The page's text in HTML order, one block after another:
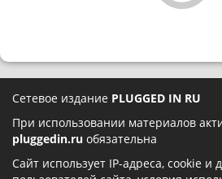
Сетевое издание PLUGGED IN RU
При использовании материалов
pluggedin.ru обязательна
Сайт использует IP-адреса, cookie и